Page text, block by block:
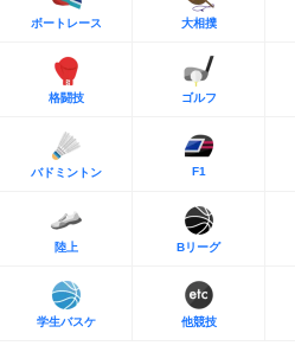
ボートレース 大相撲
格闘技 ゴルフ
バドミントン F1
陸上 Bリーグ
学生バスケ 他競技